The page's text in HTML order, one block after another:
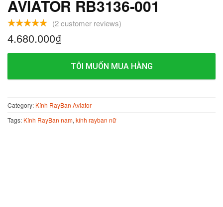
AVIATOR RB3136-001
(2customer reviews)
4.680.000₫
TÔI MUỐN MUA HÀNG
Category: Kính RayBan Aviator
Tags: Kính RayBan nam,kính rayban nữ